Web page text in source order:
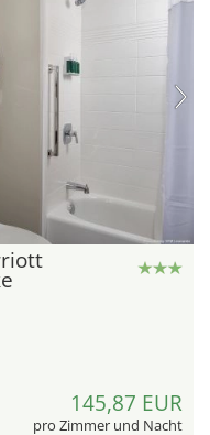
145,87 EUR
pro Zimmer und Nacht